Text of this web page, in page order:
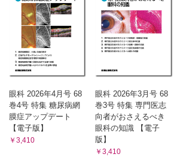
眼科 2026年4月号 68
巻4号 特集 糖尿病網
膜症アップデート
【電子版】
￥3,410
眼科 2026年3月号 68
巻3号 特集 専門医志
向者がおさえるべき
眼科の知識 【電子
版】
￥3,410